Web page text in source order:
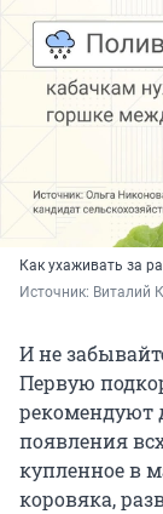
Как ухаживать за
Источник: Виталий
И не
Первую
рекомендуют
появления
купленное в
коровяка,